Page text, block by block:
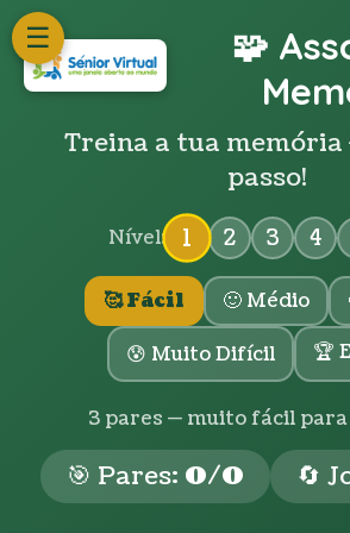
☰
🧩
Treina a tua memória
passo!
Nível: 1 2 3 4
🥰 Fácil 🙂 Médio
😰 Muito Difícil 🏆
3 pares — muito fácil
🎯 Pares: 0/0 🔄